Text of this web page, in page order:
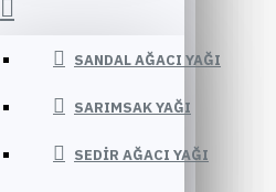
SANDAL AĞACI YAĞI
SARIMSAK YAĞI
SEDIR AĞACI YAĞI